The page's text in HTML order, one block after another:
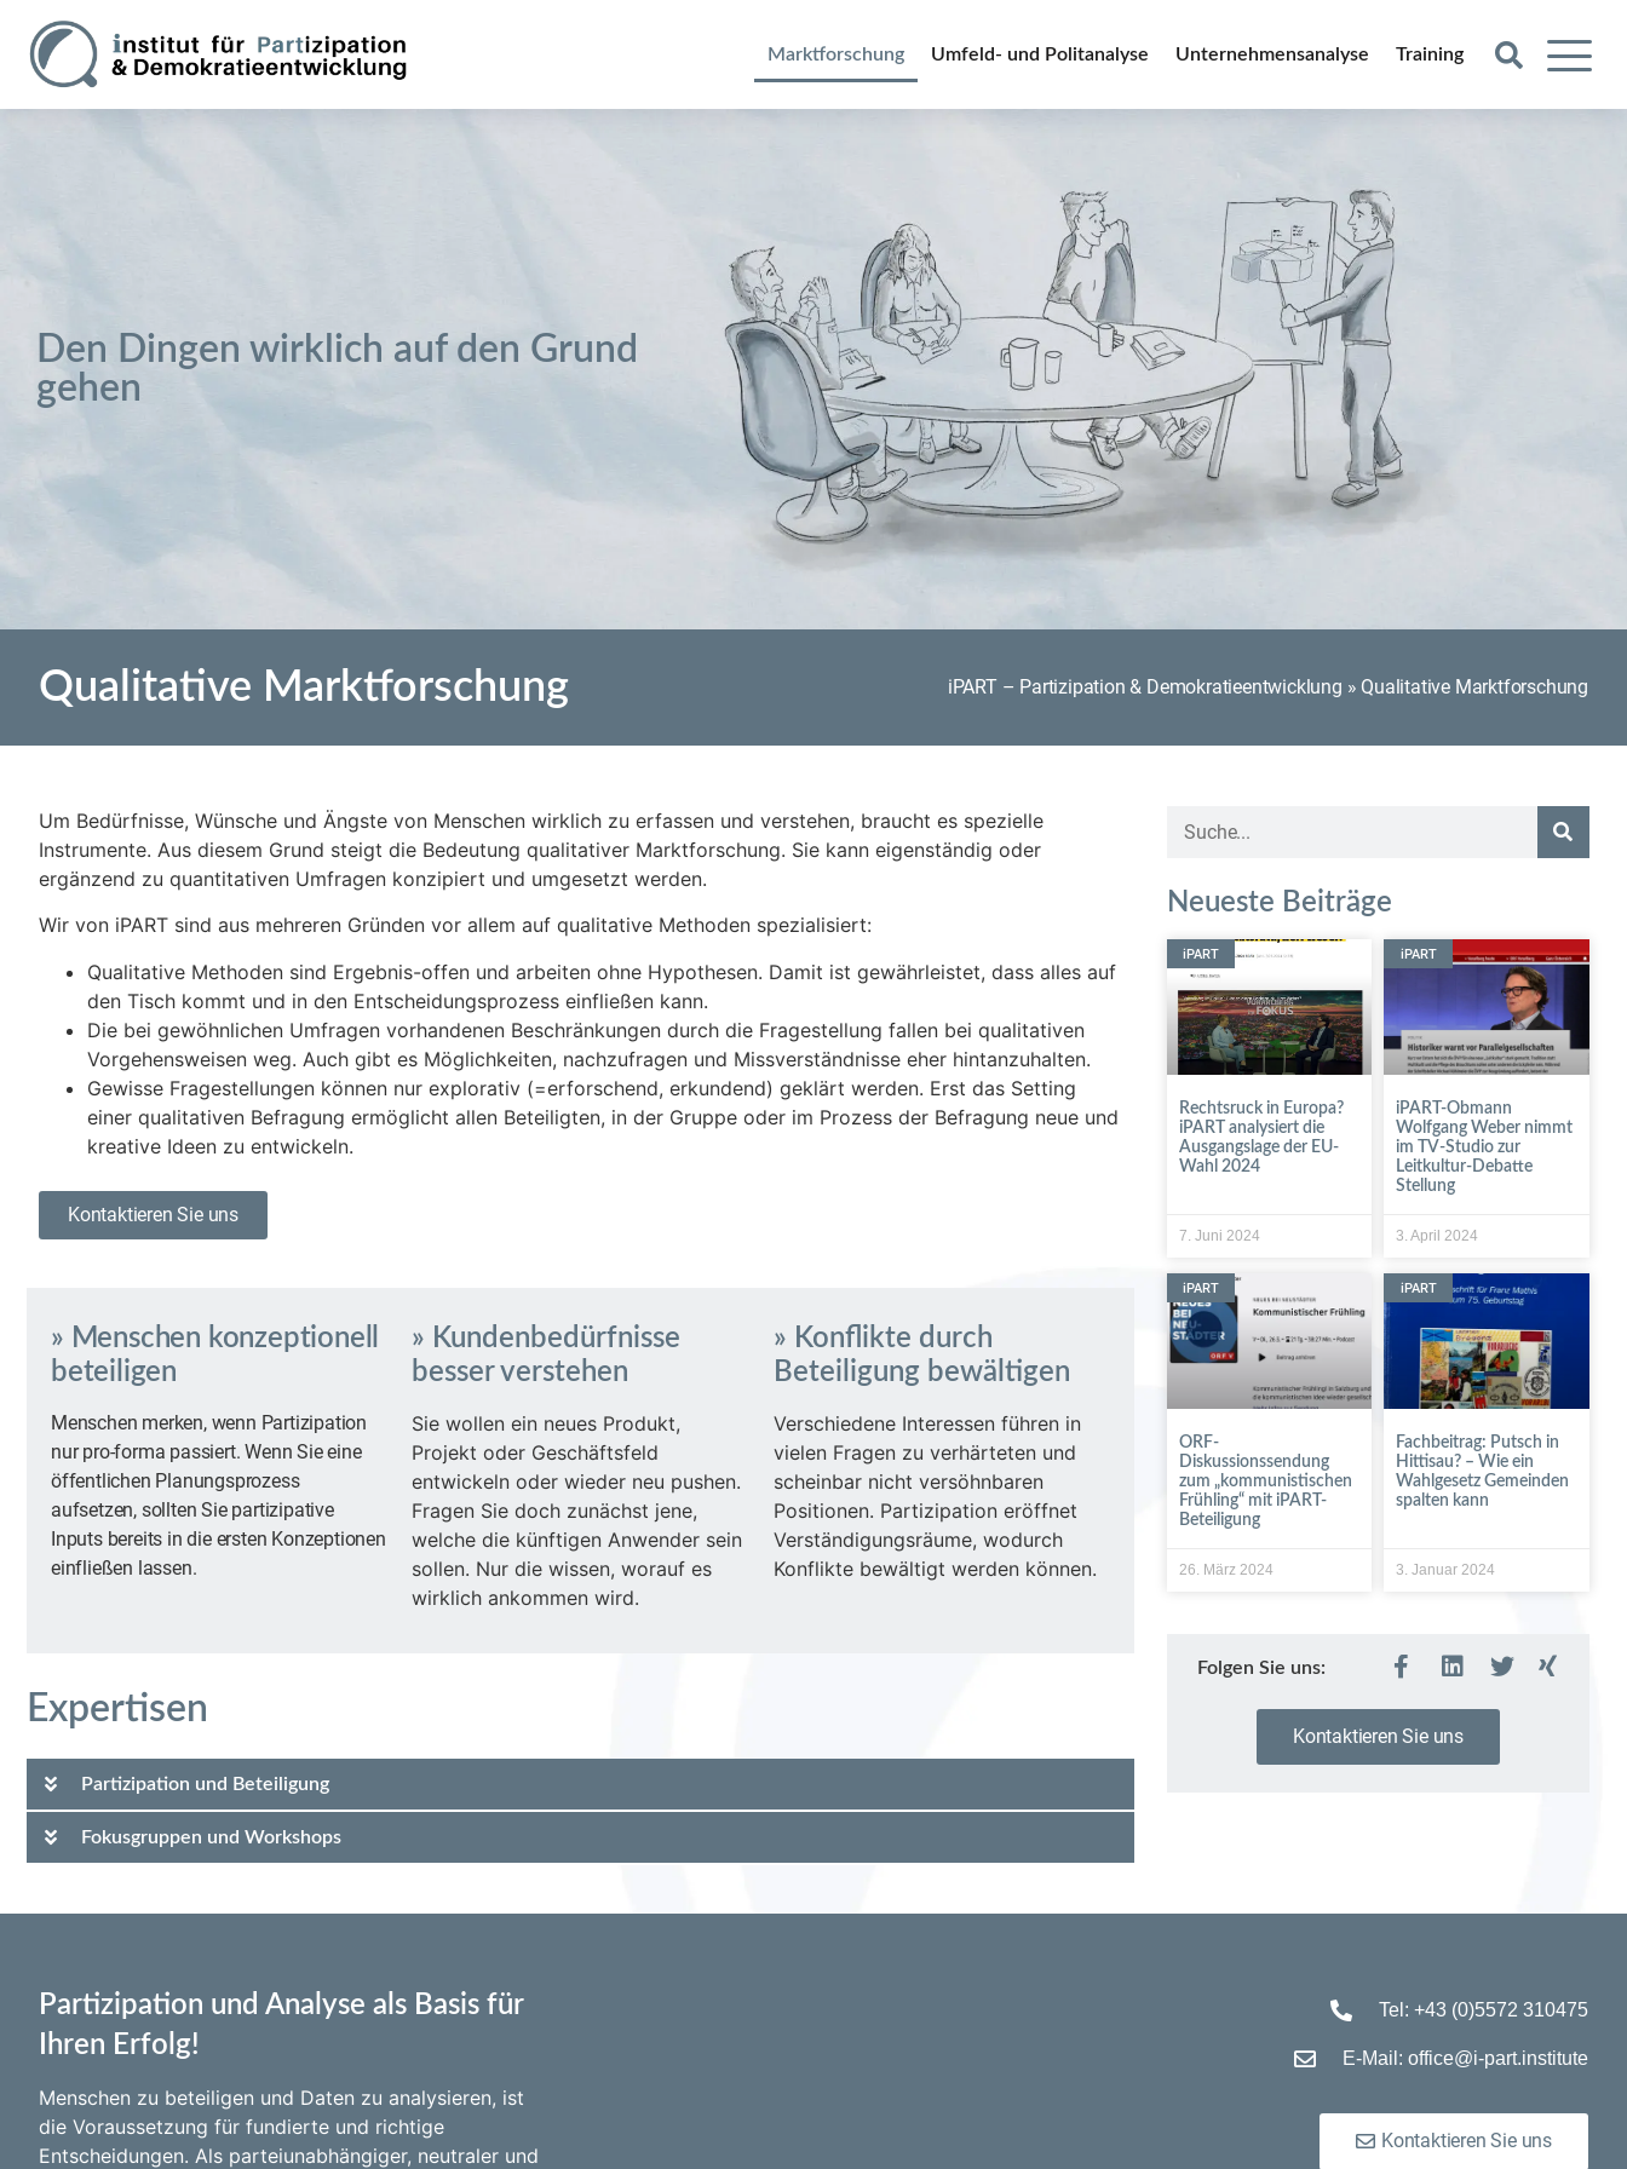
Marktforschung Umfeld- und Politanalyse Unternehmensanalyse Training
Den Dingen wirklich auf den Grund
gehen
Qualitative Marktforschung iPART – Partizipation & Demokratieentwicklung » Qualitative Marktforschung
Um Bedürfnisse, Wünsche und Ängste von Menschen wirklich zu erfassen und verstehen, braucht es spezielle
Instrumente. Aus diesem Grund steigt die Bedeutung qualitativer Marktforschung. Sie kann eigenständig oder
ergänzend zu quantitativen Umfragen konzipiert und umgesetzt werden.
Wir von iPART sind aus mehreren Gründen vor allem auf qualitative Methoden spezialisiert:
Qualitative Methoden sind Ergebnis-offen und arbeiten ohne Hypothesen. Damit ist gewährleistet, dass alles auf
den Tisch kommt und in den Entscheidungsprozess einfließen kann.
Die bei gewöhnlichen Umfragen vorhandenen Beschränkungen durch die Fragestellung fallen bei qualitativen
Vorgehensweisen weg. Auch gibt es Möglichkeiten, nachzufragen und Missverständnisse eher hintanzuhalten.
Gewisse Fragestellungen können nur explorativ (=erforschend, erkundend) geklärt werden. Erst das Setting
einer qualitativen Befragung ermöglicht allen Beteiligten, in der Gruppe oder im Prozess der Befragung neue und
kreative Ideen zu entwickeln.
Kontaktieren Sie uns
» Menschen konzeptionell
beteiligen
Menschen merken, wenn Partizipation
nur pro-forma passiert. Wenn Sie eine
öffentlichen Planungsprozess
aufsetzen, sollten Sie partizipative
Inputs bereits in die ersten Konzeptionen
einfließen lassen.
» Kundenbedürfnisse
besser verstehen
Sie wollen ein neues Produkt,
Projekt oder Geschäftsfeld
entwickeln oder wieder neu pushen.
Fragen Sie doch zunächst jene,
welche die künftigen Anwender sein
sollen. Nur die wissen, worauf es
wirklich ankommen wird.
» Konflikte durch
Beteiligung bewältigen
Verschiedene Interessen führen in
vielen Fragen zu verhärteten und
scheinbar nicht versöhnbaren
Positionen. Partizipation eröffnet
Verständigungsräume, wodurch
Konflikte bewältigt werden können.
Expertisen
Partizipation und Beteiligung
Fokusgruppen und Workshops
Neueste Beiträge
iPART
Rechtsruck in Europa?
iPART analysiert die
Ausgangslage der EU-
Wahl 2024
7. Juni 2024
iPART
iPART-Obmann
Wolfgang Weber nimmt
im TV-Studio zur
Leitkultur-Debatte
Stellung
3. April 2024
iPART
ORF-
Diskussionssendung
zum „kommunistischen
Frühling“ mit iPART-
Beteiligung
26. März 2024
iPART
Fachbeitrag: Putsch in
Hittisau? – Wie ein
Wahlgesetz Gemeinden
spalten kann
3. Januar 2024
Folgen Sie uns:
Kontaktieren Sie uns
Partizipation und Analyse als Basis für
Ihren Erfolg!
Menschen zu beteiligen und Daten zu analysieren, ist
die Voraussetzung für fundierte und richtige
Entscheidungen. Als parteiunabhängiger, neutraler und
Tel: +43 (0)5572 310475
E-Mail: office@i-part.institute
Kontaktieren Sie uns